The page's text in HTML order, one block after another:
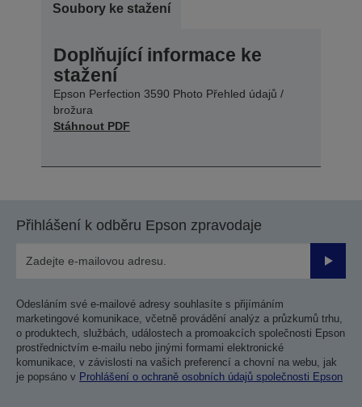
Soubory ke stažení
Doplňující informace ke
stažení
Epson Perfection 3590 Photo Přehled údajů /
brožura
Stáhnout PDF
Přihlášení k odběru Epson zpravodaje
Odesláním své e-mailové adresy souhlasíte s přijímáním
marketingové komunikace, včetně provádění analýz a průzkumů trhu,
o produktech, službách, událostech a promoakcích společnosti Epson
prostřednictvím e-mailu nebo jinými formami elektronické
komunikace, v závislosti na vašich preferencí a chovní na webu, jak
je popsáno v Prohlášení o ochraně osobních údajů společnosti Epson